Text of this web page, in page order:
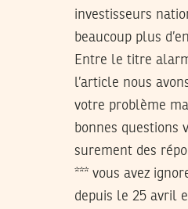
investisseurs
beaucoup plus
Entre le titre
l’article nous
votre problème
bonnes questions
surement des
*** vous avez
depuis le 25 avril